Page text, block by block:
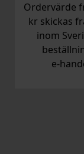
Ordervärde
kr skickas
inom